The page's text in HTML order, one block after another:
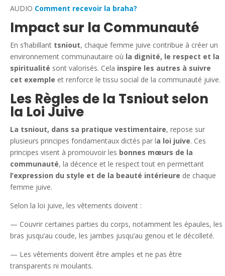
AUDIO Comment recevoir la braha?
Impact sur la Communauté
En s’habillant tsniout, chaque femme juive contribue à créer un
environnement communautaire où la dignité, le respect et la
spiritualité sont valorisés. Cela inspire les autres à suivre
cet exemple et renforce le tissu social de la communauté juive.
Les Règles de la Tsniout selon
la Loi Juive
La tsniout, dans sa pratique vestimentaire, repose sur
plusieurs principes fondamentaux dictés par la loi juive. Ces
principes visent à promouvoir les bonnes mœurs de la
communauté, la décence et le respect tout en permettant
l’expression du style et de la beauté intérieure de chaque
femme juive.
Selon la loi juive, les vêtements doivent :
— Couvrir certaines parties du corps, notamment les épaules, les
bras jusqu’au coude, les jambes jusqu’au genou et le décolleté.
— Les vêtements doivent être amples et ne pas être
transparents ni moulants.